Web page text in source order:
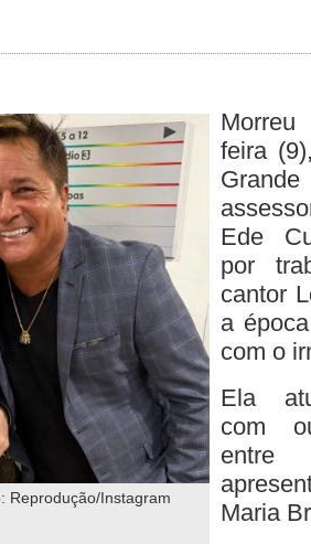
Reprodução/Instagram
feira
Ede
por
cantor
a
com o
Ela
com
Maria